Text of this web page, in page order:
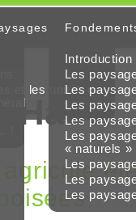
!
et les unités de
Introduction
Les
Les
Les
Les
Les
« naturels »
Les
Les
Les
Haut